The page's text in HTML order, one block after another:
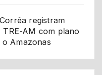
registram
AM com plano
Amazonas